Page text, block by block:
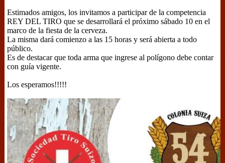
Estimados amigos, los invitamos a participar de la competencia
REY DEL TIRO que se desarrollará el próximo sábado 10 en el
marco de la fiesta de la cerveza.
La misma dará comienzo a las 15 horas y será abierta a todo
público.
Es de destacar que toda arma que ingrese al polígono debe contar
con guía vigente.
Los esperamos!!!!!